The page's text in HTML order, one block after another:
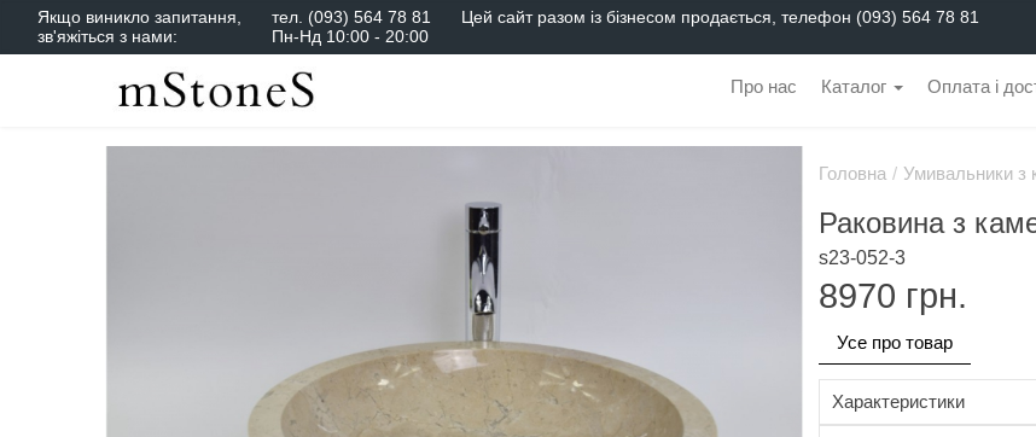
Якщо виникло запитання,
зв'яжіться з нами:
тел. (093) 564 78 81
Пн-Нд 10:00 - 20:00
Цей сайт разом із бізнесом продається, телефон (093) 564 78 81
Про нас Каталог Оплата і
Головна / Умивальники з
Раковина з
s23-052-3
8970 грн.
Усе про товар
Характеристики